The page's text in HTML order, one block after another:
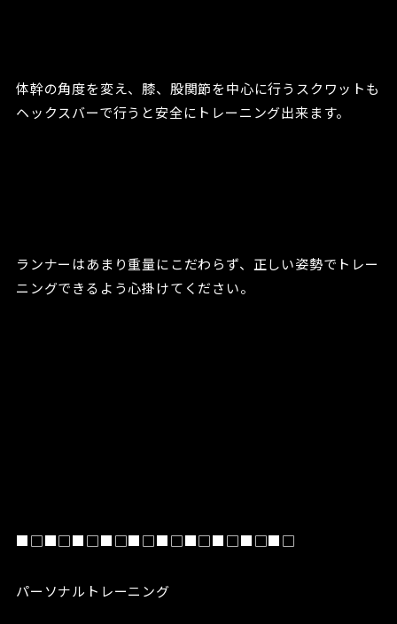
体幹の角度を変え、膝、股関節を中心に行うスクワットも
ヘックスバーで行うと安全にトレーニング出来ます。
ランナーはあまり重量にこだわらず、正しい姿勢でトレー
ニングできるよう心掛けてください。
■□■□■□■□■□■□■□■□■□■□
パーソナルトレーニング